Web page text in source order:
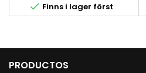
 Finns i lager först
PRODUCTOS